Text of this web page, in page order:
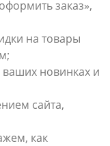
заказ»,
на товары
новинках и
сайта,
как